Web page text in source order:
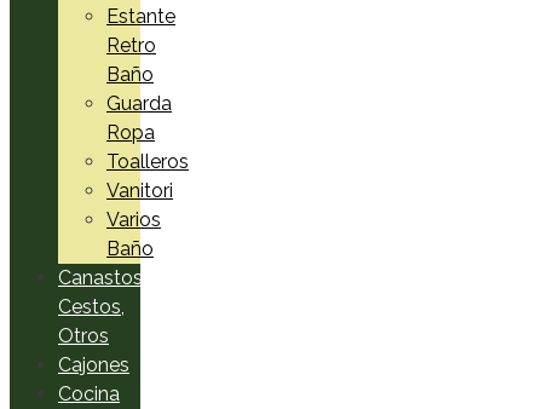
Estante
Retro
Baño
Guarda
Ropa
Toalleros
Vanitori
Varios
Baño
Canastos,
Cestos,
Otros
Cajones
Cocina